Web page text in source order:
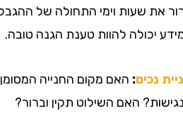
שעות וימי התחולה של ההגבלה.
להוות טענת הגנה טובה.
:האם מקום החנייה המסומן
האם השילוט תקין וברור?